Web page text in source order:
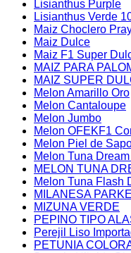
Lisianthus Purple
Lisianthus Verde
Maiz Choclero
Maiz Dulce
Maiz F1 Super
MAIZ PARA
MAIZ SUPER
Melon Amarillo Oro
Melon Cantaloupe
Melon Jumbo
Melon OFEKF1
Melon Piel de
Melon Tuna
MELON TUNA
Melon Tuna Flash
MILANESA
MIZUNA VERDE
PEPINO TIPO
Perejil Liso
PETUNIA